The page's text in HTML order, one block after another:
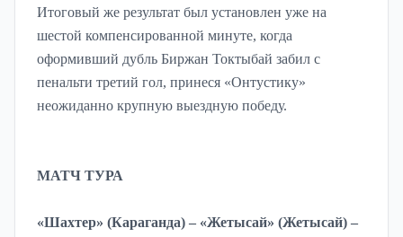
Итоговый же результат был установлен уже на
шестой компенсированной минуте, когда
оформивший дубль Биржан Токтыбай забил с
пенальти третий гол, принеся «Онтустику»
неожиданно крупную выездную победу.
МАТЧ ТУРА
«Шахтер» (Караганда) – «Жетысай» (Жетысай) –